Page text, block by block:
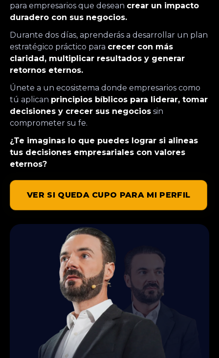
para empresarios que desean crear un impacto
duradero con sus negocios.
Durante dos días, aprenderás a desarrollar un plan
estratégico práctico para crecer con más
claridad, multiplicar resultados y generar
retornos eternos.
Únete a un ecosistema donde empresarios como
tú aplican principios bíblicos para liderar, tomar
decisiones y crecer sus negocios sin
comprometer su fe.
¿Te imaginas lo que puedes lograr si alineas
tus decisiones empresariales con valores
eternos?
VER SI QUEDA CUPO PARA MI PERFIL